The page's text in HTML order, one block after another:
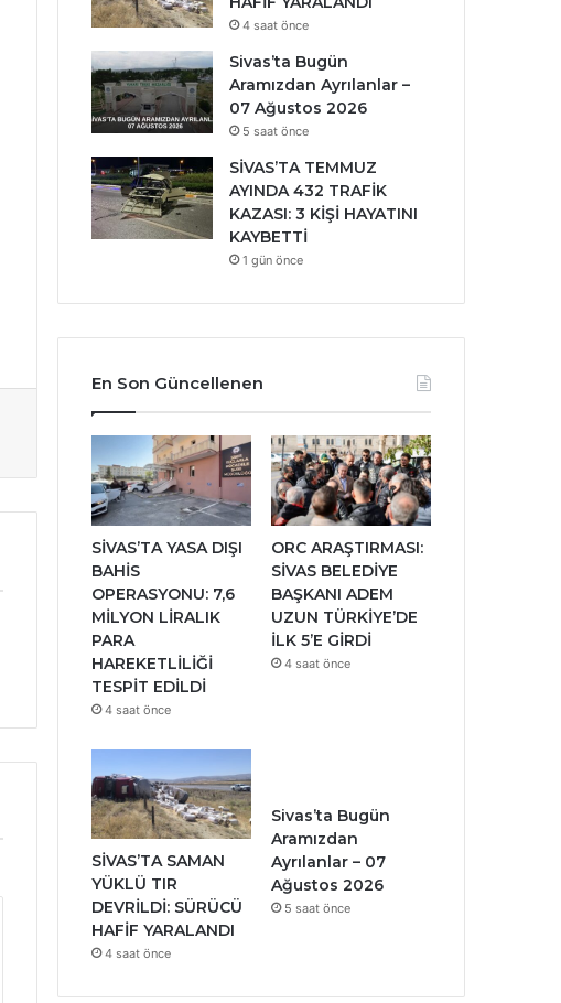
4 saat önce
Sivas’ta Bugün
Aramızdan Ayrılanlar –
07 Ağustos 2026
5 saat önce
SİVAS’TA TEMMUZ
AYINDA 432 TRAFİK
KAZASI: 3 KİŞİ HAYATINI
KAYBETTİ
1 gün önce
En Son Güncellenen
SİVAS’TA YASA DIŞI
BAHİS
OPERASYONU: 7,6
MİLYON LİRALIK
PARA
HAREKETLİLİĞİ
TESPİT EDİLDİ
4 saat önce
ORC ARAŞTIRMASI:
SİVAS BELEDİYE
BAŞKANI ADEM
UZUN TÜRKİYE’DE
İLK 5’E GİRDİ
4 saat önce
SİVAS’TA SAMAN
YÜKLÜ TIR
DEVRİLDİ: SÜRÜCÜ
HAFİF YARALANDI
4 saat önce
Sivas’ta Bugün
Aramızdan
Ayrılanlar – 07
Ağustos 2026
5 saat önce